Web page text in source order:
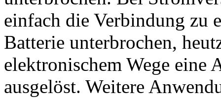
einfach die Verbindung zu
Batterie unterbrochen,
elektronischem Wege eine
ausgelöst. Weitere